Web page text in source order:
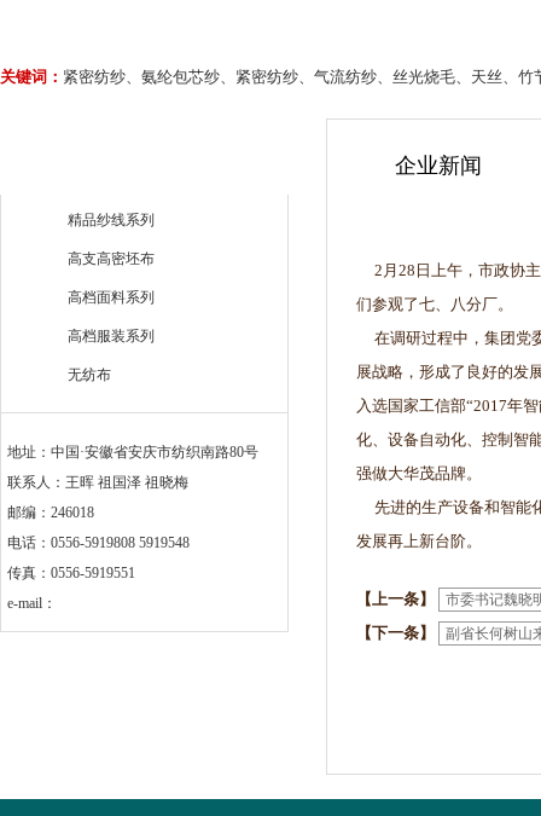
关键词： 紧密纺纱、氨纶包芯纱、紧密纺纱、气流纺纱、丝光烧毛、天丝、
精品纱线系列
高支高密坯布
高档面料系列
高档服装系列
无纺布
地址：中国·安徽省安庆市纺织南路80号
联系人：王晖 祖国泽 祖晓梅
邮编：246018
电话：0556-5919808 5919548
传真：0556-5919551
e-mail：
企业新闻
2月28日上午，市政协主
们参观了七、八分厂。
在调研过程中，集团党
展战略，形成了良好的发
入选国家工信部“2017年
化、设备自动化、控制智
强做大华茂品牌。
先进的生产设备和智能
发展再上新台阶。
【上一条】 市委书记魏晓
【下一条】 副省长何树山